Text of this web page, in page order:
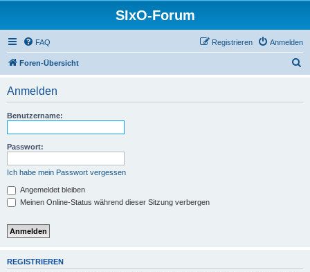
SIxO-Forum
FAQ Anmelden
Registrieren
Foren-Übersicht
Anmelden
Benutzername:
Passwort:
Ich habe mein Passwort vergessen
Angemeldet bleiben
Meinen Online-Status während dieser Sitzung verbergen
REGISTRIEREN